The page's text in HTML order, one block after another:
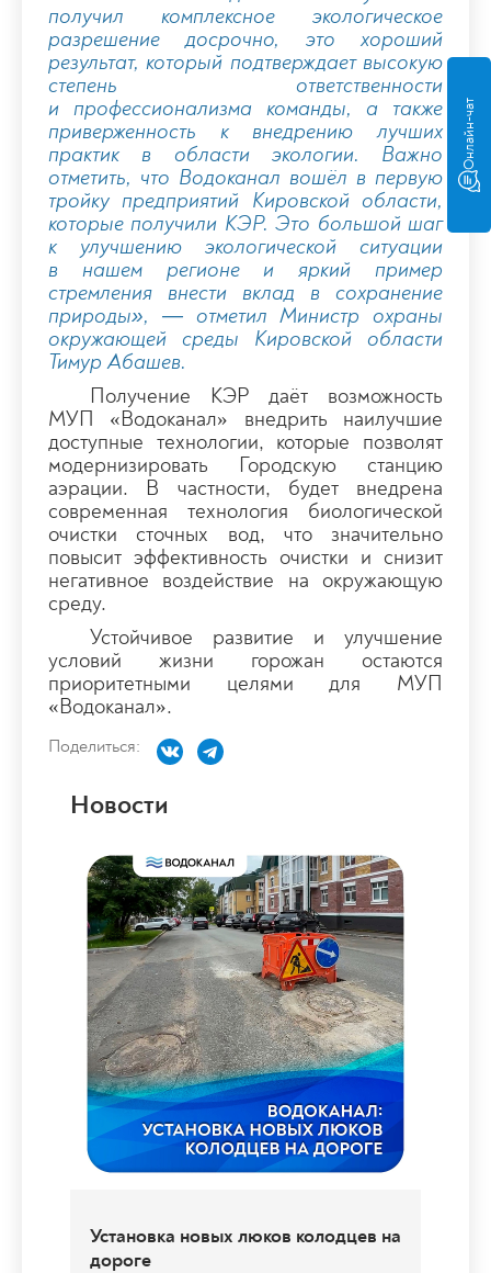
Онлайн-чат
получил комплексное экологическое
разрешение досрочно, это хороший
результат, который подтверждает высокую
степень ответственности
и профессионализма команды, а также
приверженность к внедрению лучших
практик в области экологии. Важно
отметить, что Водоканал вошёл в первую
тройку предприятий Кировской области,
которые получили КЭР. Это большой шаг
к улучшению экологической ситуации
в нашем регионе и яркий пример
стремления внести вклад в сохранение
природы», — отметил Министр охраны
окружающей среды Кировской области
Тимур Абашев.
Получение КЭР даёт возможность
МУП «Водоканал» внедрить наилучшие
доступные технологии, которые позволят
модернизировать Городскую станцию
аэрации. В частности, будет внедрена
современная технология биологической
очистки сточных вод, что значительно
повысит эффективность очистки и снизит
негативное воздействие на окружающую
среду.
Устойчивое развитие и улучшение
условий жизни горожан остаются
приоритетными целями для МУП
«Водоканал».
Поделиться:
Новости